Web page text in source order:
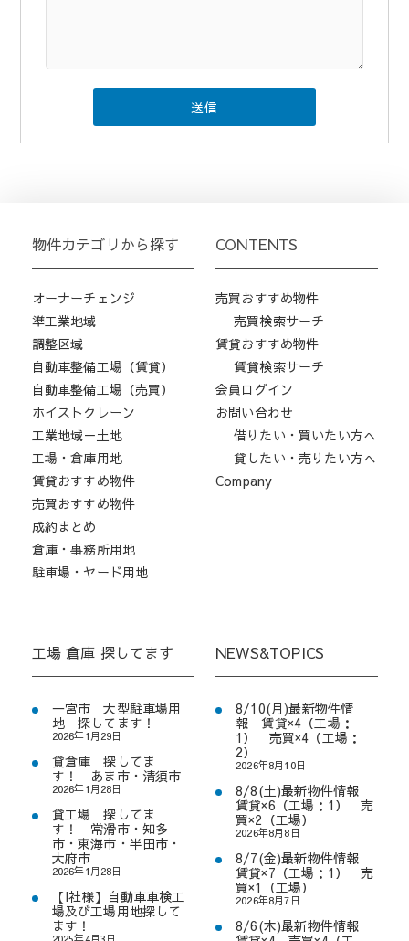
物件カテゴリから探す
オーナーチェンジ
準工業地域
調整区域
自動車整備工場（賃貸）
自動車整備工場（売買）
ホイストクレーン
工業地域－土地
工場・倉庫用地
賃貸おすすめ物件
売買おすすめ物件
成約まとめ
倉庫・事務所用地
駐車場・ヤード用地
CONTENTS
売買おすすめ物件
売買検索サーチ
賃貸おすすめ物件
賃貸検索サーチ
会員ログイン
お問い合わせ
借りたい・買いたい方へ
貸したい・売りたい方へ
Company
工場 倉庫 探してます
一宮市 大型駐車場用
地 探してます！
2026年1月29日
貸倉庫 探してま
す！ あま市・清須市
2026年1月28日
貸工場 探してま
す！ 常滑市・知多
市・東海市・半田市・
大府市
2026年1月28日
【I社様】自動車車検工
場及び工場用地探して
ます！
2025年4月3日
NEWS&TOPICS
8/10(月)最新物件情
報 賃貸×4（工場：
1） 売買×4（工場：
2）
2026年8月10日
8/8(土)最新物件情報
賃貸×6（工場：1） 売
買×2（工場）
2026年8月8日
8/7(金)最新物件情報
賃貸×7（工場：1） 売
買×1（工場）
2026年8月7日
8/6(木)最新物件情報